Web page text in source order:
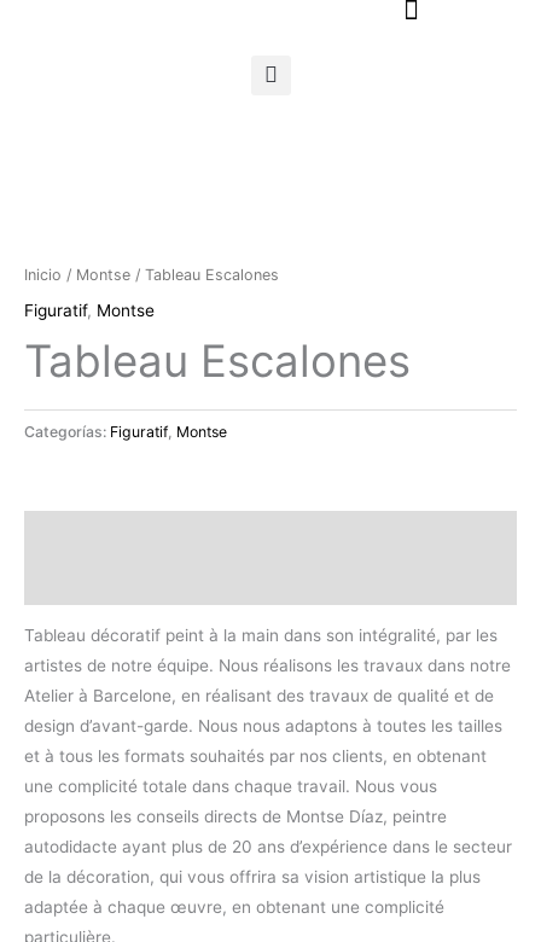
Inicio / Montse / Tableau Escalones
Figuratif, Montse
Tableau Escalones
Categorías: Figuratif Montse
Tableau décoratif peint à la main dans son intégralité, par les
artistes de notre équipe. Nous réalisons les travaux dans notre
Atelier à Barcelone, en réalisant des travaux de qualité et de
design d’avant-garde. Nous nous adaptons à toutes les tailles
et à tous les formats souhaités par nos clients, en obtenant
une complicité totale dans chaque travail. Nous vous
proposons les conseils directs de Montse Díaz, peintre
autodidacte ayant plus de 20 ans d’expérience dans le secteur
de la décoration, qui vous offrira sa vision artistique la plus
adaptée à chaque œuvre, en obtenant une complicité
particulière.